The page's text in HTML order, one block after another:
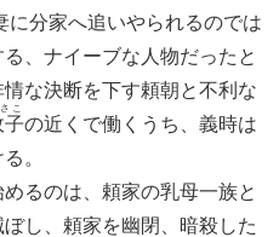
に分家へ追いやられるのでは
、ナイーブな人物だったと
な決断を下す頼朝と不利な
子
こ
の近くで働くうち、義時は
。
るのは、頼家の乳母一族と
ぼし、頼家を幽閉、暗殺した